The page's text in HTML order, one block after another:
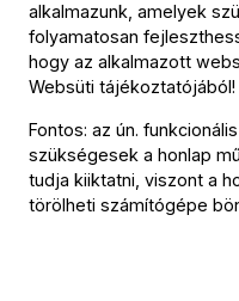
meghívták már a Mostly
Nemzetközi Fesztiválra,
hamburgi
Figaro házassága
Vicenzai Operafesztivál
alkalmazunk, amelyek
folyamatosan
hogy az alkalmazott
Websüti tájékoztatójából!
Fontos: az ún.
szükségesek a honlap
tudja kiiktatni, viszont a
törölheti számítógépe